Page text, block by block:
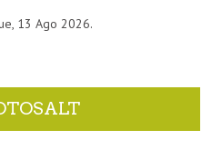
13 Ago 2026.